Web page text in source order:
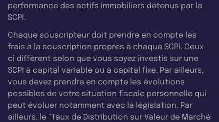
performance des actifs immobiliers détenus par la
SCPI.
Chaque souscripteur doit prendre en compte les
frais à la souscription propres à chaque SCPI. Ceux-
ci diffèrent selon que vous soyez investis sur une
SCPI à capital variable ou à capital fixe. Par ailleurs,
vous devez prendre en compte les évolutions
possibles de votre situation fiscale personnelle qui
peut évoluer notamment avec la législation. Par
ailleurs, le “Taux de Distribution sur Valeur de Marché